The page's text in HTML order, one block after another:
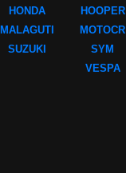
HONDA
MALAGUTI
SUZUKI
HOOPER
MOTOCR
SYM
VESPA